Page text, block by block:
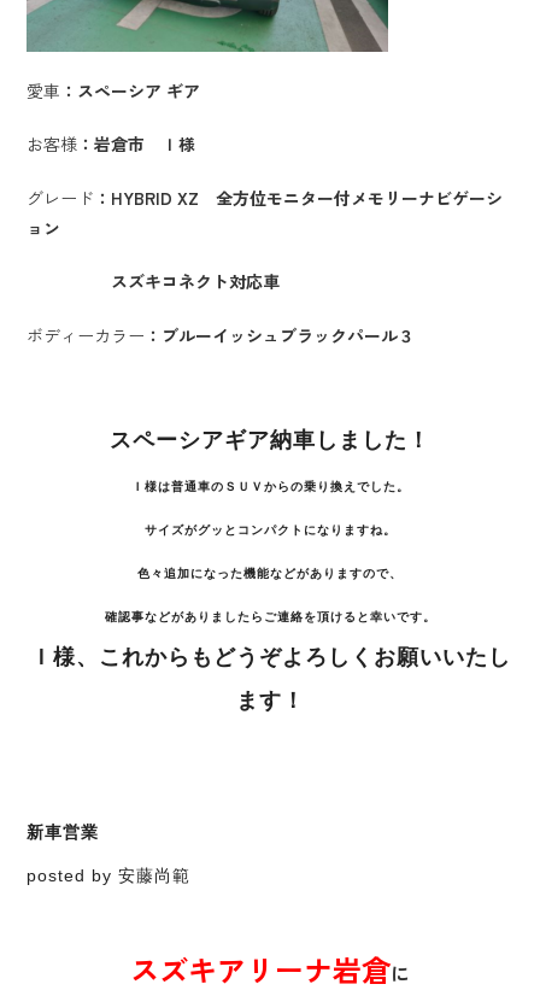
愛車 ：スペーシア ギア
お客様 ：岩倉市 Ｉ様
グレード ：HYBRID XZ 全方位モニター付メモリーナビゲーシ
ョン
スズキコネクト対応車
ボディーカラー ：ブルーイッシュブラックパール３
スペーシアギア納車しました！
Ｉ様は普通車のＳＵＶからの乗り換えでした。
サイズがグッとコンパクトになりますね。
色々追加になった機能などがありますので、
確認事などがありましたらご連絡を頂けると幸いです。
Ｉ様、これからもどうぞよろしくお願いいたし
ます！
新車営業
posted by 安藤尚範
スズキアリーナ岩倉に